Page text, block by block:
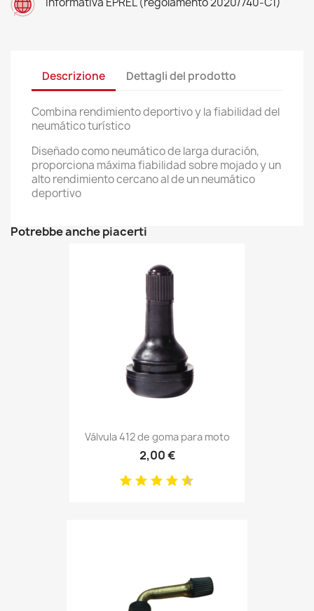
Descrizione Dettagli del prodotto
Combina rendimiento deportivo y la fiabilidad del
neumático turístico
Diseñado como neumático de larga duración,
proporciona máxima fiabilidad sobre mojado y un
alto rendimiento cercano al de un neumático
deportivo
Potrebbe anche piacerti
Válvula 412 de goma para moto
2,00 €